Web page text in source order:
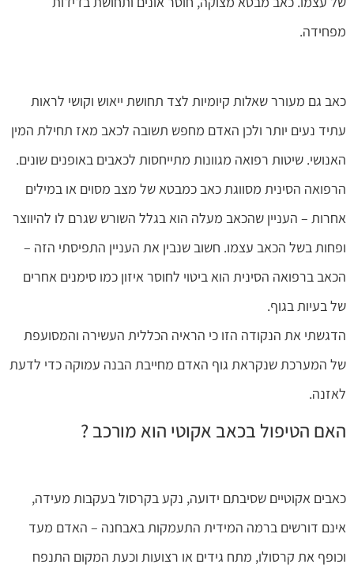
מפחידה.
כאב גם מעורר שאלות קיומיות לצד תחושת ייאוש וקושי לראות
עתיד נעים יותר ולכן האדם מחפש תשובה לכאב מאז תחילת המין
האנושי. שיטות רפואה מגוונות מתייחסות לכאבים באופנים שונים.
הרפואה הסינית מסווגת כאב כמבטא של מצב מסוים או במילים
אחרות – העניין שהכאב מעלה הוא בגלל השורש שגרם לו להיווצר
ופחות בשל הכאב עצמו. חשוב שנבין את העניין התפיסתי הזה –
הכאב ברפואה הסינית הוא ביטוי לחוסר איזון כמו סימנים אחרים
של בעיות בגוף.
הדגשתי את הנקודה הזו כי הראיה הכללית העשירה והמסועפת
של המערכת שנקראת גוף האדם מחייבת הבנה עמוקה כדי לדעת
לאזנה.
האם הטיפול בכאב אקוטי הוא מורכב ?
כאבים אקוטיים שסיבתם ידועה, נקע בקרסול בעקבות מעידה,
אינם דורשים ברמה המידית התעמקות באבחנה – האדם מעד
וכופף את קרסולו, מתח גידים או רצועות וכעת המקום התנפח